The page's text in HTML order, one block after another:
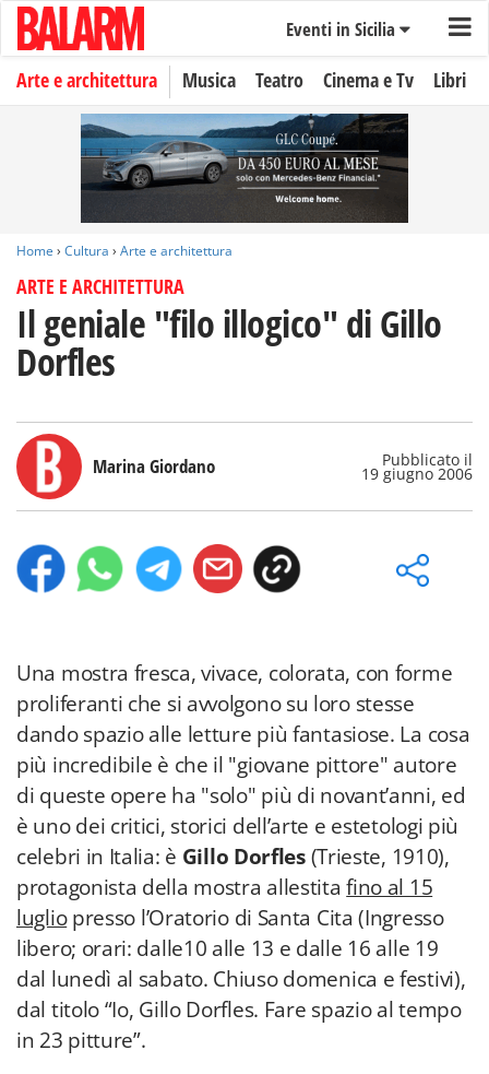
Eventi in Sicilia
Arte e architettura Musica Teatro Cinema e Tv Libri
Home › Cultura › Arte e architettura
ARTE E ARCHITETTURA
Il geniale "filo illogico" di Gillo
Dorfles
Marina Giordano Pubblicato il
19 giugno 2006
Una mostra fresca, vivace, colorata, con forme
proliferanti che si avvolgono su loro stesse
dando spazio alle letture più fantasiose. La cosa
più incredibile è che il "giovane pittore" autore
di queste opere ha "solo" più di novant’anni, ed
è uno dei critici, storici dell’arte e estetologi più
celebri in Italia: è Gillo Dorfles(Trieste, 1910),
protagonista della mostra allestitafino al 15
lugliopresso l’Oratorio di Santa Cita (Ingresso
libero; orari: dalle10 alle 13 e dalle 16 alle 19
dal lunedì al sabato. Chiuso domenica e festivi),
dal titolo “Io, Gillo Dorfles. Fare spazio al tempo
in 23 pitture”.